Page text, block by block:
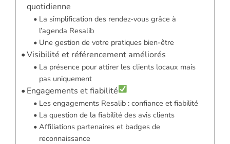
quotidienne
La simplification des rendez-vous grâce à
l’agenda Resalib
Une gestion de votre pratiques bien-être
Visibilité et référencement améliorés
La présence pour attirer les clients locaux mais
pas uniquement
Engagements et fiabilité
Les engagements Resalib : confiance et fiabilité
La question de la fiabilité des avis clients
Affiliations partenaires et badges de
reconnaissance